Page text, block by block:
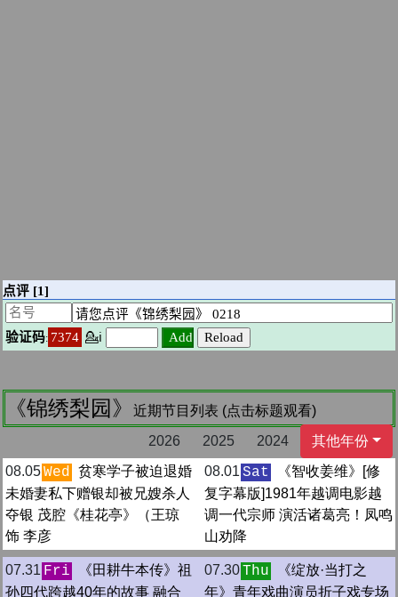
《锦绣梨园》
近期节目列表 (点击标题观看)
2026
2025 2024
其他年份
08.05Wed 贫寒学子被迫退婚
未婚妻私下赠银却被兄嫂杀人
夺银 茂腔《桂花亭》（王琼
饰 李彦
08.01 Sat
《智收姜维》[修
复字幕版]1981年越调电影越
调一代宗师 演活诸葛亮！凤鸣
山劝降
07.31 Fri
《田耕牛本传》祖
孙四代跨越40年的故事 融合
07.30Thu
《绽放·当打之
年》青年戏曲演员折子戏专场